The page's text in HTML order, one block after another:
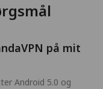
på mit
Android 5.0 og